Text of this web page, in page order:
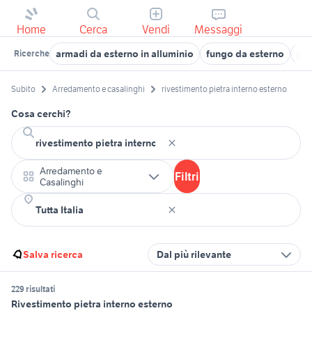
Home Cerca Vendi Messaggi
Ricerche armadi da esterno in alluminio fungo da esterno
Subito Arredamento e casalinghi rivestimento pietra interno esterno
Cosa cerchi?
Arredamento e
Casalinghi
Filtri
Salva ricerca Dal più rilevante
229 risultati
Rivestimento pietra interno esterno